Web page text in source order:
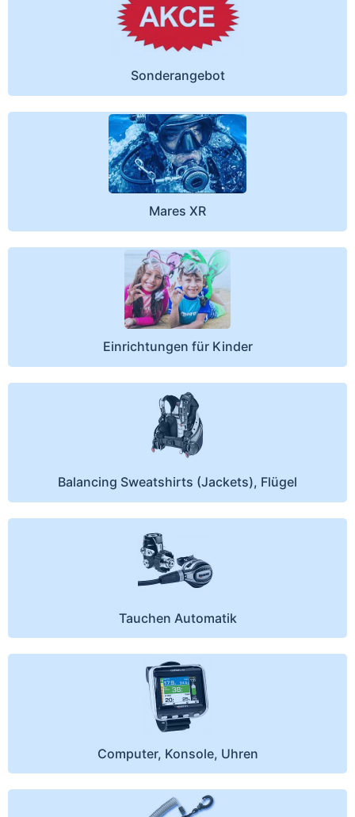
Sonderangebot
Mares XR
Einrichtungen für Kinder
Balancing Sweatshirts (Jackets), Flügel
Tauchen Automatik
Computer, Konsole, Uhren